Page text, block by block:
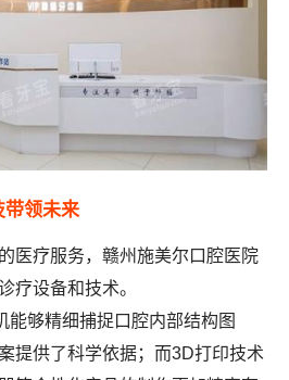
带领未来
医疗服务，赣州施美尔口腔医院
疗设备和技术。
能够精细捕捉口腔内部结构图
提供了科学依据；而3D打印技术